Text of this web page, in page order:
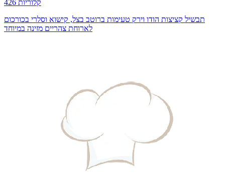
426 קלוריות
תבשיל קציצות הודו וירק טעימות ברוטב בצל, קישוא וסלרי בכורכום
לארוחת צהריים מזינה במיוחד